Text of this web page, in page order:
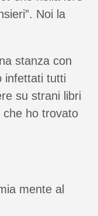
Noi la
stanza con
infettati tutti
su strani libri
che ho trovato
mente al